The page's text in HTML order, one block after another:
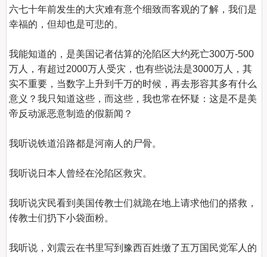
六七十年前发生的大灾难有意个细致而客观的了解，我们是
幸福的，但却也是可悲的。
我能知道的，是美国记者估算的沦陷区大约死亡300万-500
万人，有超过2000万人受灾，也有些说法是3000万人，其
实不重要，当数字上升到千万的时候，再去形容其多有什么
意义？我只知道这些，而这些，我也常在怀疑：这是不是美
帝反动派恶意制造的假新闻？
我听说铁道沿路都是河南人的尸骨。
我听说日本人曾经在沦陷区救灾。
我听说灾民看到美国传教士们就跪在地上请求他们的搭救，
传教士们扔下小袋面粉。
我听说，刘震云在书里写到豫西百姓缴了五万国民党军人的